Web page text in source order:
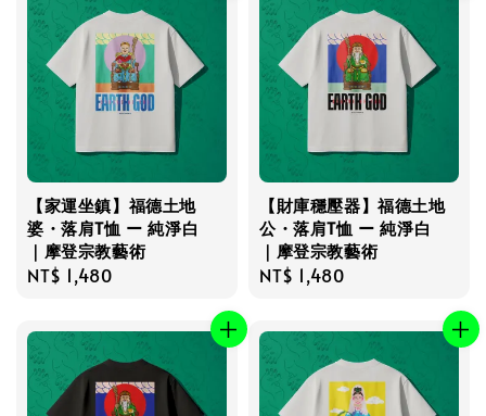
【家運坐鎮】福德土地
婆・落肩T恤 ー 純淨白
｜摩登宗教藝術
Regular
NT$ 1,480
【財庫穩壓器】福德土地
公・落肩T恤 ー 純淨白
｜摩登宗教藝術
Regular
NT$ 1,480